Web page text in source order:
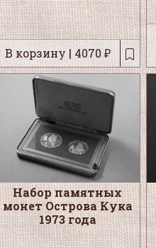
В корзину | 4070 ₽
Набор памятных
монет Острова Кука
1973 года